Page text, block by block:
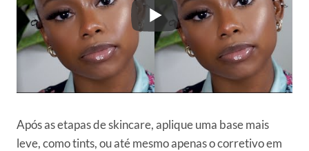
Após as etapas de skincare, aplique uma base mais
leve, como tints, ou até mesmo apenas o corretivo em